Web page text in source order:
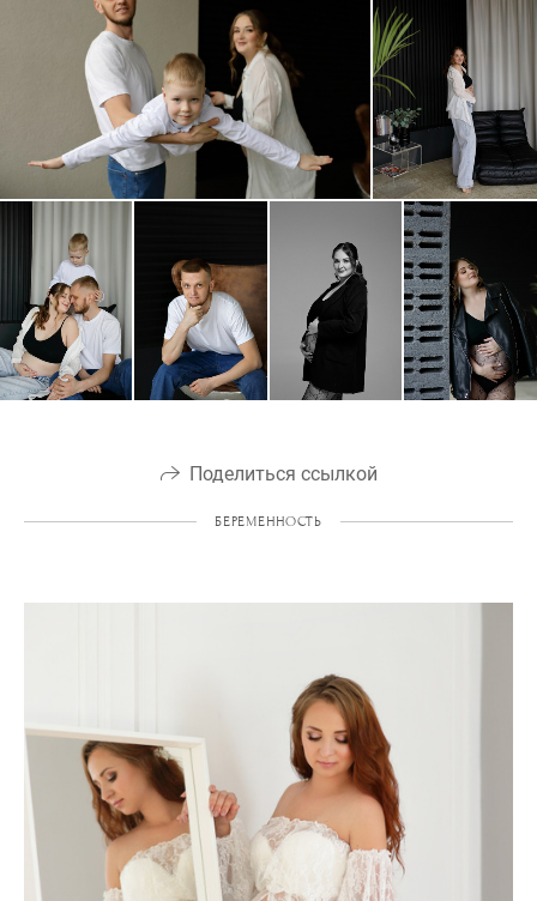
Поделиться ссылкой
БЕРЕМЕННОСТЬ